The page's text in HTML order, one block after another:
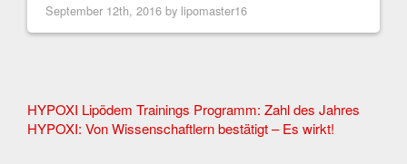
September 12th, 2016 by lipomaster16
Other
Articles
HYPOXI Lipödem Trainings Programm: Zahl des Jahres
HYPOXI: Von Wissenschaftlern bestätigt – Es wirkt!